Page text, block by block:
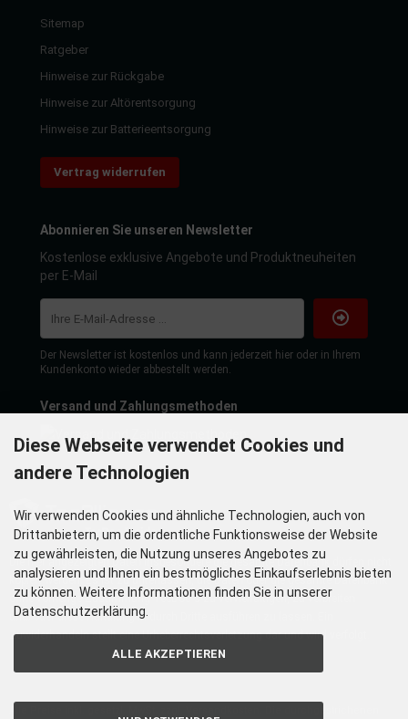
Sitemap
Ratgeber
Hinweise zur Rückgabe
Hinweise zur Altörentsorgung
Hinweise zur Batterieentsorgung
Vertrag widerrufen
Abonnieren Sie unseren Newsletter
Kostenlose exklusive Angebote und Produktneuheiten
per E-Mail
Der Newsletter ist kostenlos und kann jederzeit hier oder in Ihrem
Kundenkonto wieder abbestellt werden.
Versand und Zahlungsmethoden
Die hier angezeigten Daten insbesondere die gesamte Datenbank dürfen nicht
kopiert werden. Es ist zu unterlassen, die Daten oder die gesamte Datenbank
ohne vorherige Zustimmung TecDoc´s zu vervielfältigen, zu verbreiten
und/oder diese Handlungen durch Dritte ausführen zu lassen. Ein
Zuwiderhandeln stellt eine Urheberrechtsverletzung dar und wird verfolgt.
Diese Webseite verwendet Cookies und
andere Technologien
Wir verwenden Cookies und ähnliche Technologien, auch von
Drittanbietern, um die ordentliche Funktionsweise der Website
zu gewährleisten, die Nutzung unseres Angebotes zu
analysieren und Ihnen ein bestmögliches Einkaufserlebnis bieten
zu können. Weitere Informationen finden Sie in unserer
Datenschutzerklärung.
ALLE AKZEPTIEREN